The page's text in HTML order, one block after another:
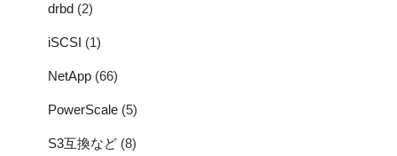
drbd (2)
iSCSI (1)
NetApp (66)
PowerScale (5)
S3互換など (8)